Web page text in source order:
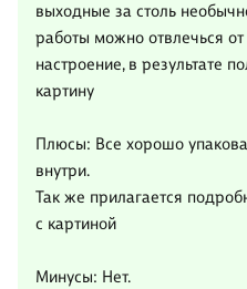
выходные за столь
работы можно отвлечься
настроение, в результате
картину
Плюсы: Все хорошо
внутри.
Так же прилагается
с картиной
Минусы: Нет.